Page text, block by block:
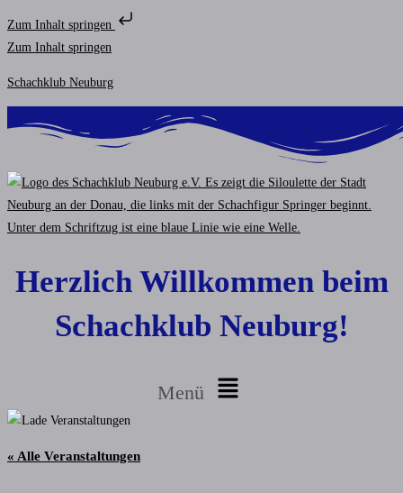
Zum Inhalt springen
Zum Inhalt springen
Schachklub Neuburg
Herzlich Willkommen beim
Schachklub Neuburg!
Menü
« Alle Veranstaltungen